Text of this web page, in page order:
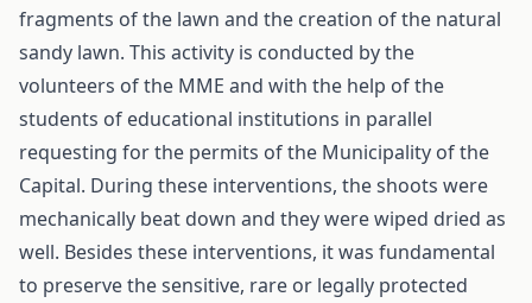
fragments of the lawn and the creation of the natural
sandy lawn. This activity is conducted by the
volunteers of the MME and with the help of the
students of educational institutions in parallel
requesting for the permits of the Municipality of the
Capital. During these interventions, the shoots were
mechanically beat down and they were wiped dried as
well. Besides these interventions, it was fundamental
to preserve the sensitive, rare or legally protected